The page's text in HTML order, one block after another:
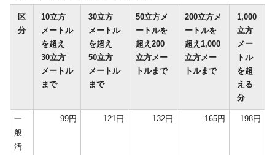
区
分
10立方
メートル
を超え
30立方
メートル
まで
30立方
メートル
を超え
50立方
メートル
まで
50立方メ
ートルを
超え200
立方メー
トルまで
200立方メ
ートルを
超え1,000
立方メー
トルまで
1,000
立方
メー
トル
を超
える
分
一
般
汚
99円 121円 132円 165円 198円